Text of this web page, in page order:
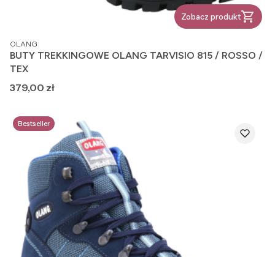
Zobacz produkt
PRODUCENT
OLANG
BUTY TREKKINGOWE OLANG TARVISIO 815 / ROSSO /
TEX
Cena
379,00 zł
Bestseller